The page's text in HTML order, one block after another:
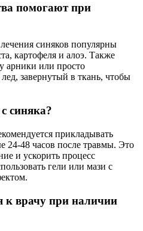
помогают при
синяков популярны
картофеля и алоэ. Также
арники или просто
завернутый в ткань, чтобы
синяка?
прикладывать
24-48 часов после травмы. Это
и ускорить процесс
гели или мази с
к врачу при наличии